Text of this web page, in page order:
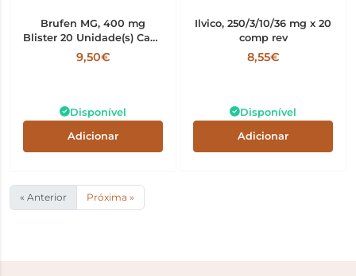
Brufen MG, 400 mg
Blister 20 Unidade(s) Caps
mole, 400 mg x 20 cáps
mole
9,50€
Disponível
Adicionar
Ilvico, 250/3/10/36 mg x 20
comp rev
8,55€
Disponível
Adicionar
« Anterior Próxima »